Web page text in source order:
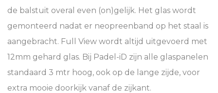
de balstuit overal even (on)gelijk. Het glas wordt
gemonteerd nadat er neopreenband op het staal is
aangebracht. Full View wordt altijd uitgevoerd met
12mm gehard glas. Bij Padel-iD zijn alle glaspanelen
standaard 3 mtr hoog, ook op de lange zijde, voor
extra mooie doorkijk vanaf de zijkant.